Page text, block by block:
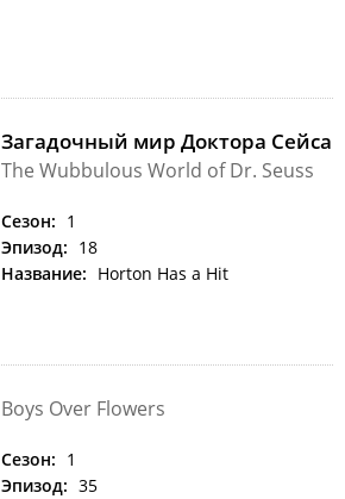
Загадочный мир Доктора Сейса
The Wubbulous World of Dr. Seuss
Сезон: 1
Эпизод: 18
Название: Horton Has a Hit
Boys Over Flowers
Сезон: 1
Эпизод: 35